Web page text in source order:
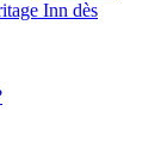
Inn dès